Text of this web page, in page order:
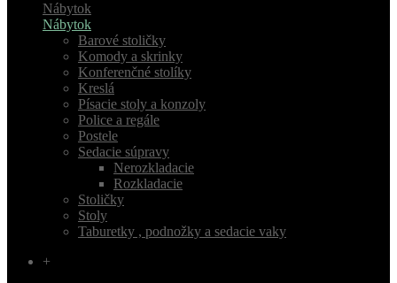
Nábytok
Nábytok
Barové stoličky
Komody a skrinky
Konferenčné stolíky
Kreslá
Písacie stoly a konzoly
Police a regále
Postele
Sedacie súpravy
Nerozkladacie
Rozkladacie
Stoličky
Stoly
Taburetky , podnožky a sedacie vaky
+